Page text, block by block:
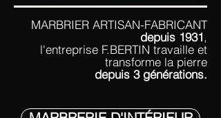
MARBRIER ARTISAN-FABRICANT
depuis 1931,
l'entreprise F.BERTIN travaille et
transforme la pierre
depuis 3 générations.